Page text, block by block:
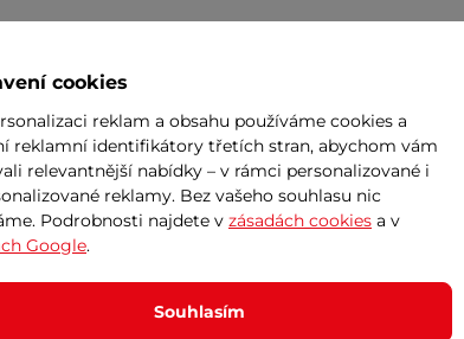
velmi efektivně napomáhá k
sportů, ale i jiných
končetin
ocelových karabin rychle a
velikostně nastavitelné
Provedení
Odpor
cookies
reklam a obsahu používáme cookies a
reklamní identifikátory třetích stran, abychom vám
relevantnější nabídky – v rámci personalizované i
reklamy. Bez vašeho souhlasu nic
Podrobnosti najdete v zásadách cookies a v
Google.
Souhlasím